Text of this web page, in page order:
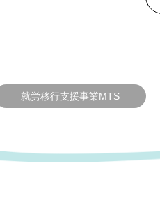
就労移行支援事業MTS